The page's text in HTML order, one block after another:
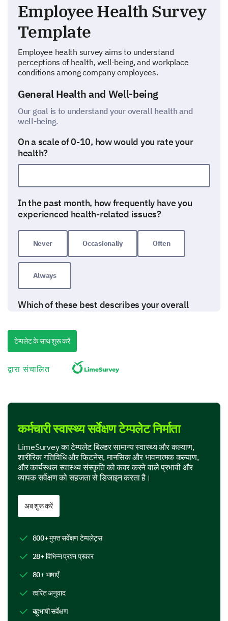
Employee Health Survey
Template
Employee health survey aims to understand
perceptions of health, well-being, and workplace
conditions among company employees.
General Health and Well-being
Our goal is to understand your overall health and
well-being.
On a scale of 0-10, how would you rate your
health?
In the past month, how frequently have you
experienced health-related issues?
Never Occasionally Often
Always
Which of these best describes your overall
If you selected 'Other' in the previous question,
your agreement.
- Strongly disagree
- Disagree
- Neutral
- Strongly agree
टेम्पलेट के साथ शुरू करें
द्वारा संचालित
कर्मचारी स्वास्थ्य सर्वेक्षण टेम्पलेट निर्माता
LimeSurvey का टेम्पलेट बिल्डर सामान्य स्वास्थ्य और कल्याण,
शारीरिक गतिविधि और फिटनेस, मानसिक और भावनात्मक कल्याण,
और कार्यस्थल स्वास्थ्य संस्कृति को कवर करने वाले प्रभावी और
व्यापक सर्वेक्षण को सहजता से डिजाइन करता है।
अब शुरू करें
800+ मुफ्त सर्वेक्षण टेम्पलेट्स
28+ विभिन्न प्रश्न प्रकार
80+ भाषाएँ
त्वरित अनुवाद
बहुभाषी सर्वेक्षण